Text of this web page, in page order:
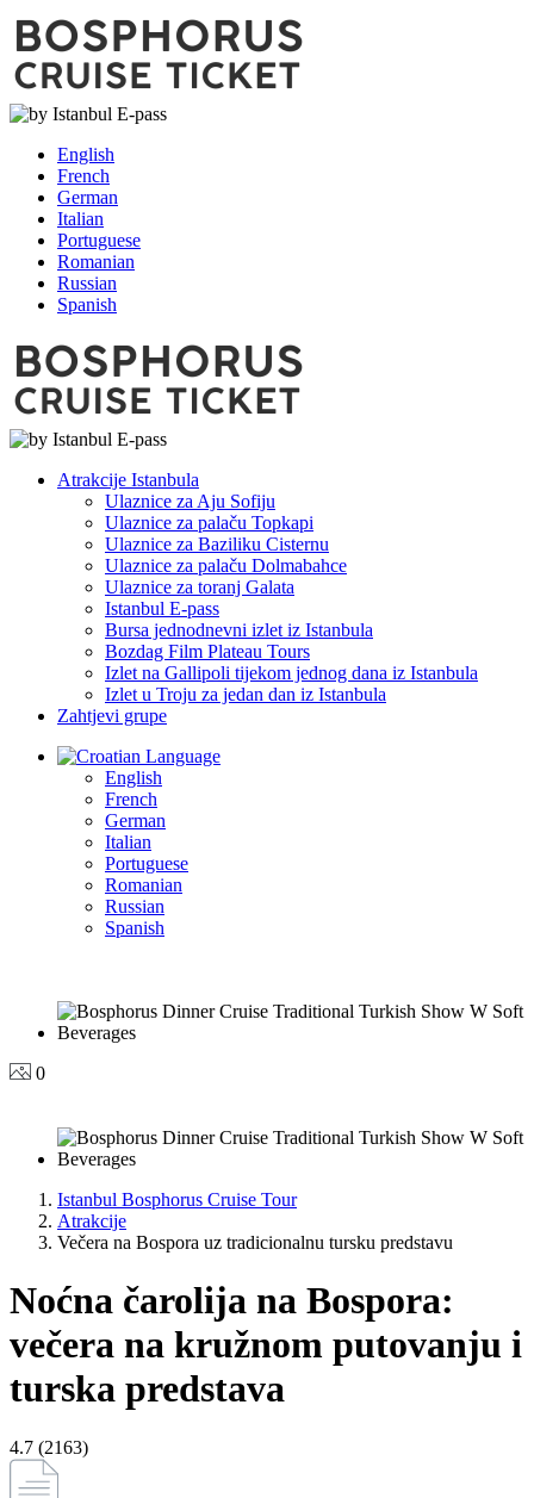
English
French
German
Italian
Portuguese
Romanian
Russian
Spanish
Atrakcije Istanbula
Ulaznice za Aju Sofiju
Ulaznice za palaču Topkapi
Ulaznice za Baziliku Cisternu
Ulaznice za palaču Dolmabahce
Ulaznice za toranj Galata
Istanbul E-pass
Bursa jednodnevni izlet iz Istanbula
Bozdag Film Plateau Tours
Izlet na Gallipoli tijekom jednog dana iz Istanbula
Izlet u Troju za jedan dan iz Istanbula
Zahtjevi grupe
Language
English
French
German
Italian
Portuguese
Romanian
Russian
Spanish
0
Istanbul Bosphorus Cruise Tour
Atrakcije
Večera na Bospora uz tradicionalnu tursku predstavu
Noćna čarolija na Bospora:
večera na kružnom putovanju i
turska predstava
4.7 (2163)